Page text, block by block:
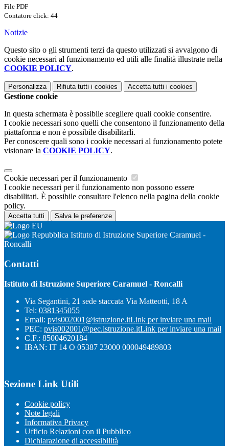
File PDF
Contatore click: 44
Notizie
Questo sito o gli strumenti terzi da questo utilizzati si avvalgono di
cookie necessari al funzionamento ed utili alle finalità illustrate nella
COOKIE POLICY.
Personalizza Rifiuta tutti i cookies Accetta tutti i cookies
Gestione cookie
In questa schermata è possibile scegliere quali cookie consentire.
I cookie necessari sono quelli che consentono il funzionamento della
piattaforma e non è possibile disabilitarli.
Per conoscere quali sono i cookie necessari al funzionamento potete
visionare la COOKIE POLICY.
Cookie necessari per il funzionamento
I cookie necessari per il funzionamento non possono essere
disabilitati. È possibile consultare l'elenco nella pagina della cookie
policy.
Accetta tutti Salva le preferenze
Istituto di Istruzione Superiore Caramuel -
Roncalli
Contatti
Istituto di Istruzione Superiore Caramuel - Roncalli
Via Segantini, 21 sede staccata Via Matteotti, 18 A
Tel: 0381345055
Email: pvis002001@istruzione.itLink per inviare una mail
PEC: pvis002001@pec.istruzione.itLink per inviare una mail
C.F.: 85004620184
IBAN: IT 14 O 05387 23000 000049489803
Sezione Link Utili
Cookie policy
Note legali
Informativa Privacy
Ufficio Relazioni con il Pubblico
Dichiarazione di accessibilità